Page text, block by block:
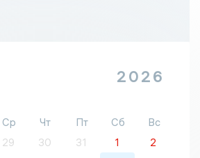
2026
Ср Чт Пт Сб
Вс
29 30 31 1
2